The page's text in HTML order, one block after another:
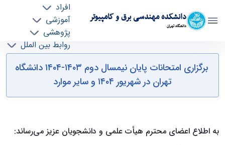
دانشکده مهندسی برق و کامپیوتر
دانشگاه تهران
افراد
آموزشی
پژوهشی
روابط بین الملل
خدمات
جذب نیرو
"برگزاری امتحانات پایان نیمسال دوم ۱۴۰۳-۱۴۰۴
دانشکده مهندسی برق و کامپیوتر
برگزاری امتحانات پایان نیمسال دوم ۱۴۰۳-۱۴۰۴ دانشگاه
تهران در شهریور ۱۴۰۴ و سایر موارد
به اطلاع اعضای محترم هیأت علمی و دانشجویان عزیز می‌رساند: